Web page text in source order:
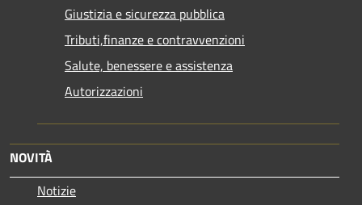
Giustizia e sicurezza pubblica
Tributi,finanze e contravvenzioni
Salute, benessere e assistenza
Autorizzazioni
NOVITÀ
Notizie